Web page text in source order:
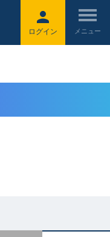
ログイン